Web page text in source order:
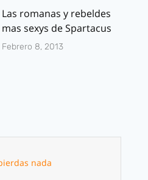
Las romanas y rebeldes
mas sexys de Spartacus
Febrero 8, 2013
nada